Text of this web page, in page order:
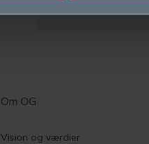
Om OG
Vision og værdier